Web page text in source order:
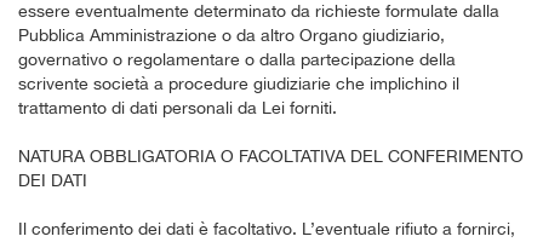
essere eventualmente determinato da richieste formulate dalla
Pubblica Amministrazione o da altro Organo giudiziario,
governativo o regolamentare o dalla partecipazione della
scrivente società a procedure giudiziarie che implichino il
trattamento di dati personali da Lei forniti.
NATURA OBBLIGATORIA O FACOLTATIVA DEL CONFERIMENTO
DEI DATI
Il conferimento dei dati è facoltativo. L’eventuale rifiuto a fornirci,